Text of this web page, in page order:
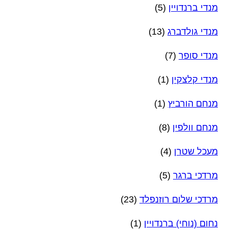
מנדי ברנדויין (5)
מנדי גולדברג (13)
מנדי סופר (7)
מנדי קלצקין (1)
מנחם הורביץ (1)
מנחם וולפין (8)
מעכל שטרן (4)
מרדכי ברגר (5)
מרדכי שלום רוזנפלד (23)
נחום (נוחי) ברנדויין (1)